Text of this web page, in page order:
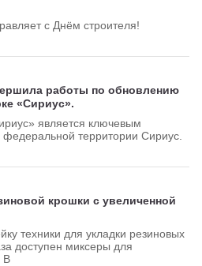
с Днём строителя!
работы по обновлению
«Сириус».
является ключевым
территории Сириус.
крошки с увеличенной
техники для укладки резиновых
доступен миксеры для
В